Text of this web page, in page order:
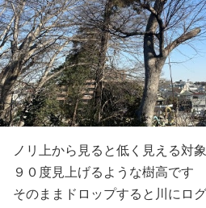
ノリ上から見ると低く見える対
９０度見上げるような樹高です
そのままドロップすると川にロ